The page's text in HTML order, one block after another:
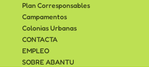
Plan Corresponsables
Campamentos
Colonias Urbanas
CONTACTA
EMPLEO
SOBRE ABANTU